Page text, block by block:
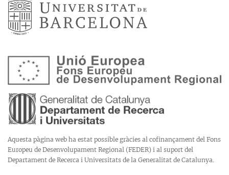
Aquesta pàgina web ha estat possible gràcies al cofinançament del Fons
Europeu de Desenvolupament Regional (FEDER) i al suport del
Departament de Recerca i Universitats de la Generalitat de Catalunya.